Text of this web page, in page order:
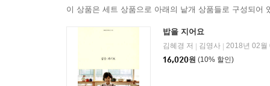
이 상품은 세트 상품으로 아래의 낱개 상품들로 구성되어
밥을 지어요
김혜경 저 김영사
2018년 02월
16,020원 (10% 할인)